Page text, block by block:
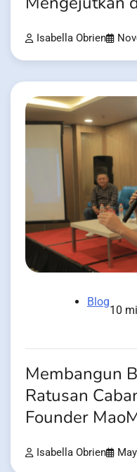
Isabella Obrien
Blog
10
Membangun
Ratusan
Founder
Isabella Obrien